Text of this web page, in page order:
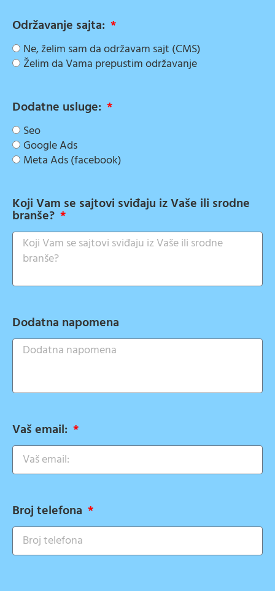
Održavanje sajta:
Ne, želim sam da održavam sajt (CMS)
Želim da Vama prepustim održavanje
Dodatne usluge:
Seo
Google Ads
Meta Ads (facebook)
Koji Vam se sajtovi sviđaju iz Vaše ili srodne
branše?
Dodatna napomena
Vaš email:
Broj telefona